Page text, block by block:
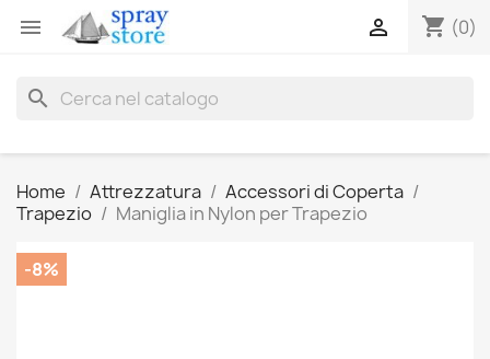
 shopping_cart (0)

search
Home Attrezzatura
Accessori di Coperta
Trapezio
Maniglia in Nylon per Trapezio
-8%